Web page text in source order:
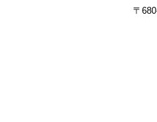
〒